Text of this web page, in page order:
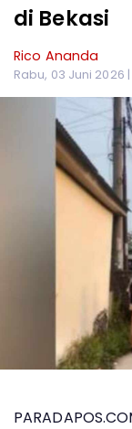
di Bekasi
Rico Ananda
Rabu, 03 Juni 2026